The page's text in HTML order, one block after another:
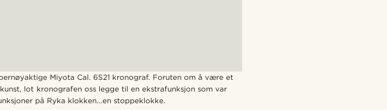
Miyota Cal. 6S21 kronograf. Foruten om å være et
lot kronografen oss legge til en ekstrafunksjon som var
på Ryka klokken...en stoppeklokke.